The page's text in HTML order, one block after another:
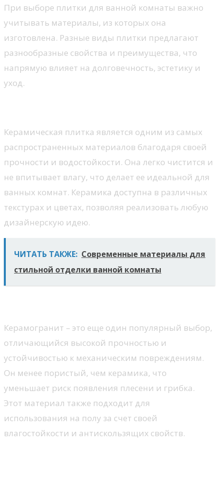
При выборе плитки для ванной комнаты важно
учитывать материалы, из которых она
изготовлена. Разные виды плитки предлагают
разнообразные свойства и преимущества, что
напрямую влияет на долговечность, эстетику и
уход.
Керамическая плитка является одним из самых
распространенных материалов благодаря своей
прочности и водостойкости. Она легко чистится и
не впитывает влагу, что делает ее идеальной для
ванных комнат. Керамика доступна в различных
текстурах и цветах, позволяя реализовать любую
дизайнерскую идею.
ЧИТАТЬ ТАКЖЕ: Современные материалы для
стильной отделки ванной комнаты
Керамогранит – это еще один популярный выбор,
отличающийся высокой прочностью и
устойчивостью к механическим повреждениям.
Он менее пористый, чем керамика, что
уменьшает риск появления плесени и грибка.
Этот материал также подходит для
использования на полу за счет своей
влагостойкости и антискользящих свойств.